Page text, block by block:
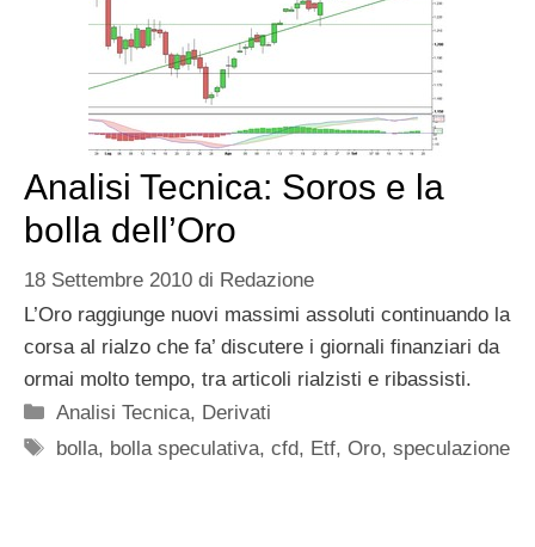
Analisi Tecnica: Soros e la
bolla dell’Oro
18 Settembre 2010 di Redazione
L’Oro raggiunge nuovi massimi assoluti continuando la
corsa al rialzo che fa’ discutere i giornali finanziari da
ormai molto tempo, tra articoli rialzisti e ribassisti.
Categorie
Analisi Tecnica, Derivati
Tag
bolla, bolla speculativa,cfd, Etf,Oro,speculazione